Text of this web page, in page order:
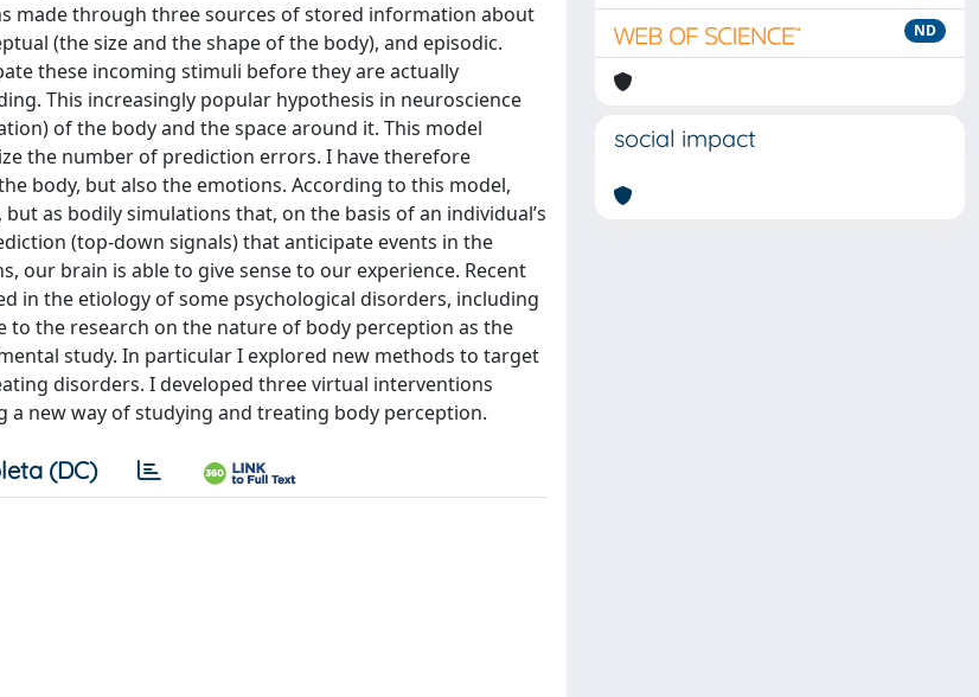
made through three sources of stored information about
(the size and the shape of the body), and episodic.
these incoming stimuli before they are actually
This increasingly popular hypothesis in neuroscience
of the body and the space around it. This model
the number of prediction errors. I have therefore
body, but also the emotions. According to this model,
as bodily simulations that, on the basis of an individual’s
(top-down signals) that anticipate events in the
our brain is able to give sense to our experience. Recent
in the etiology of some psychological disorders, including
the research on the nature of body perception as the
study. In particular I explored new methods to target
disorders. I developed three virtual interventions
new way of studying and treating body perception.
(DC)
ND
social impact